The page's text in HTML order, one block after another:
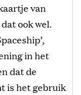
van
ook wel.
in het
dat de
is het gebruik